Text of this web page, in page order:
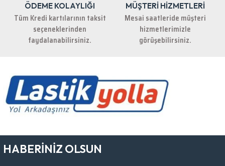
ÖDEME KOLAYLIĞI
Tüm Kredi kartılarının taksit
seçeneklerinden
faydalanabilirsiniz.
MÜŞTERİ HİZMETLERİ
Mesai saatleride müşteri
hizmetlerimizle
görüşebilirsiniz.
HABERİNİZ OLSUN